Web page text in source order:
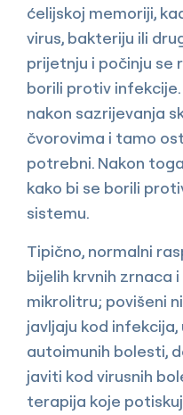
ćelijskoj memoriji,
virus, bakteriju ili
prijetnju i počinju se
borili protiv
nakon sazrijevanja
čvorovima i tamo
potrebni. Nakon
kako bi se borili
sistemu.
Tipično, normalni
bijelih krvnih zrnaca
mikrolitru; povišeni
javljaju kod
autoimunih bolesti,
javiti kod virusnih
terapija koje